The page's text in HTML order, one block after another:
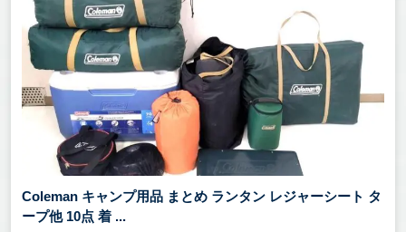
Coleman キャンプ用品 まとめ ランタン レジャーシート タ
ープ他 10点 着 ...